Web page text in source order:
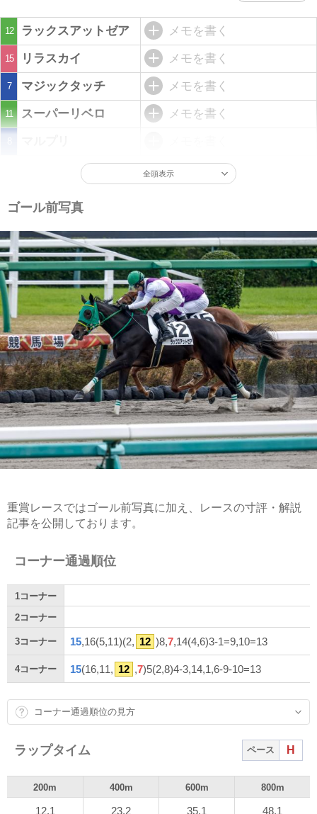
12 ラックスアットゼア メモを書く
15 リラスカイ メモを書く
7 マジックタッチ メモを書く
11 スーパーリベロ メモを書く
全頭表示
ゴール前写真
重賞レースではゴール前写真に加え、レースの寸評・解説
記事を公開しております。
コーナー通過順位
1コーナー
2コーナー
3コーナー 15,16(5,11)(2, 12 )8,7,14(4,6)3-1=9,10=13
4コーナー 15(16,11, 12 ,7)5(2,8)4-3,14,1,6-9-10=13
コーナー通過順位の見方
ラップタイム ペース H
200m 400m 600m 800m
12.1 23.2 35.1 48.1